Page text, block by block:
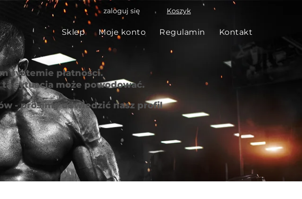
Koszyk
zaloguj się
Sklep Moje konto Regulamin Kontakt
systemie płatności.
sytuacja może powodować.
- prosimy odwiedzić nasz profil